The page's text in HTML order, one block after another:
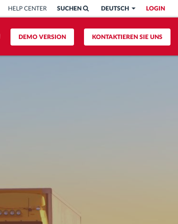
LOGIN
DEUTSCH
SUCHEN
HELP CENTER
KONTAKTIEREN SIE UNS
DEMO VERSION